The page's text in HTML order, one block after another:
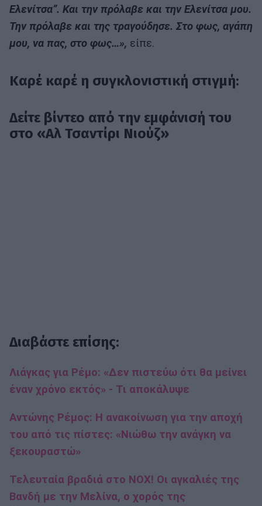
Ελενίτσα”. Και την πρόλαβε και την Ελενίτσα μου.
Την πρόλαβε και της τραγούδησε. Στο φως, αγάπη
μου, να πας, στο φως…», είπε.
Καρέ καρέ η συγκλονιστική στιγμή:
Δείτε βίντεο από την εμφάνισή του
στο «Αλ Τσαντίρι Νιούζ»
Διαβάστε επίσης:
Λιάγκας για Ρέμο: «Δεν πιστεύω ότι θα μείνει
έναν χρόνο εκτός» - Τι αποκάλυψε
Αντώνης Ρέμος: Η ανακοίνωση για την αποχή
του από τις πίστες: «Νιώθω την ανάγκη να
ξεκουραστώ»
Τελευταία βραδιά στο NOX! Οι αγκαλιές της
Βανδή με την Μελίνα, ο χορός της